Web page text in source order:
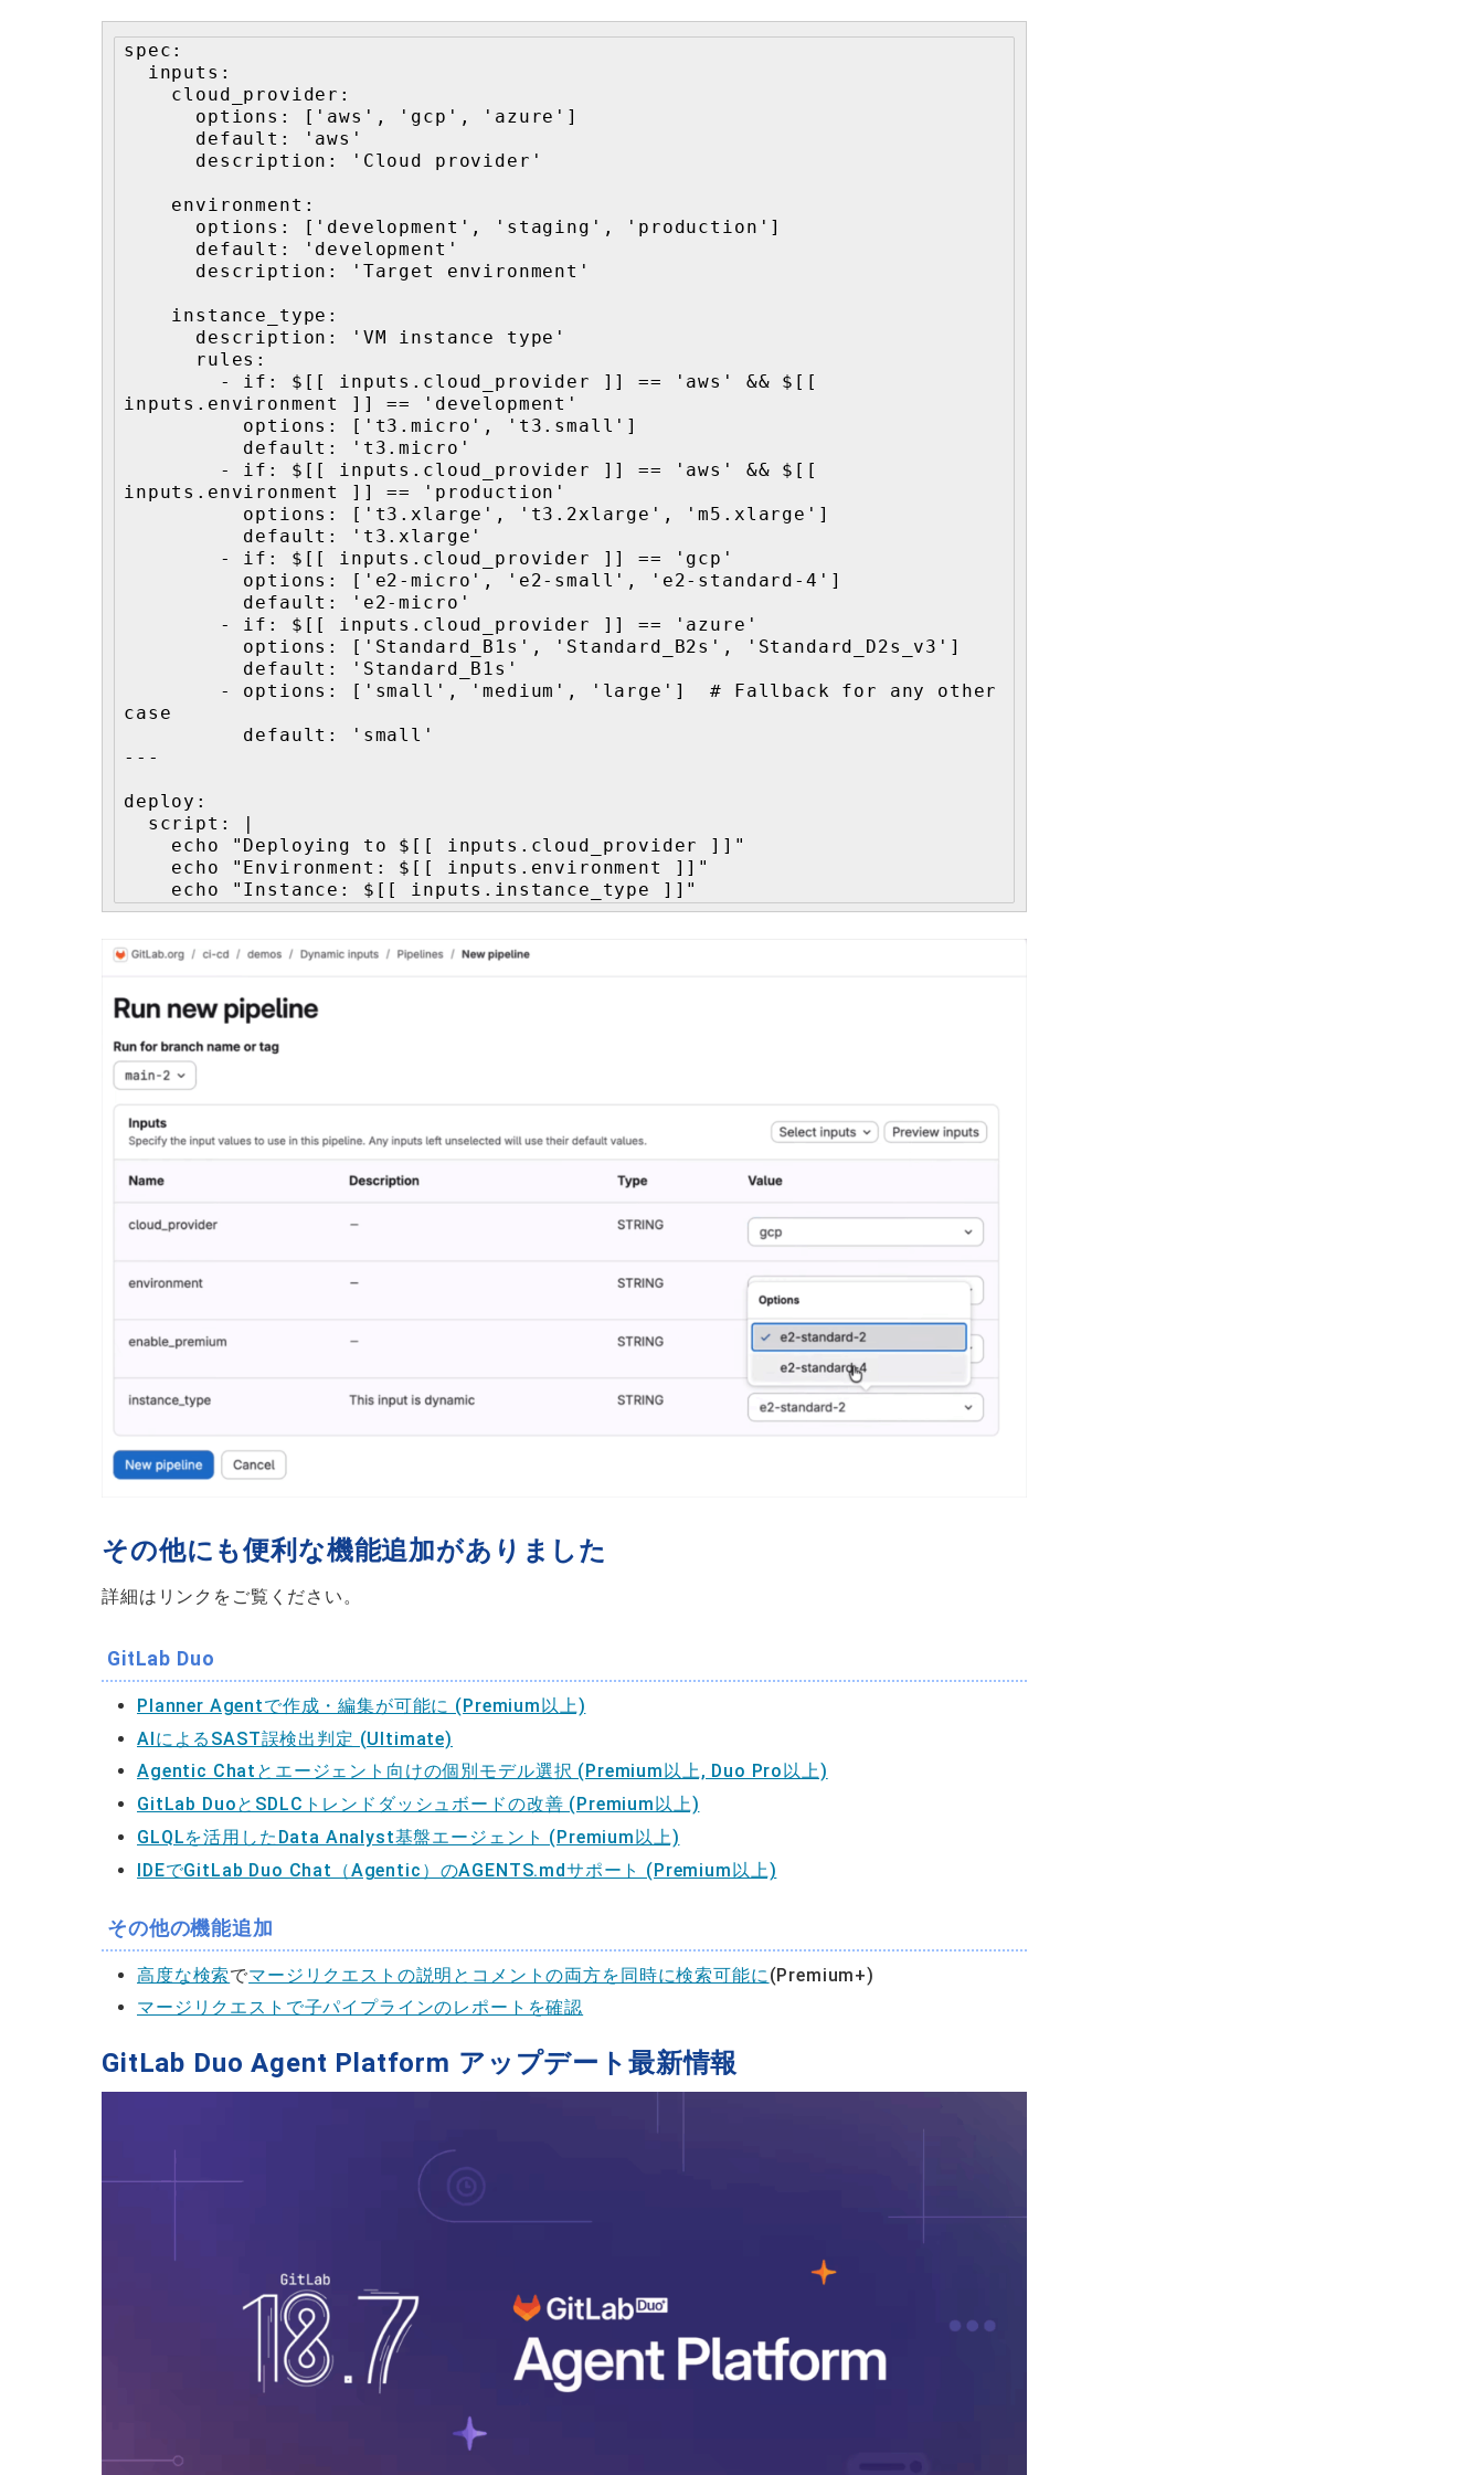
spec:
inputs.environment ]] == 'development'
inputs.environment ]] == 'production'
case
---
deploy:
    echo "Instance: $[[ inputs.instance_type ]]"
その他にも便利な機能追加がありました
詳細はリンクをご覧ください。
GitLab Duo
Planner Agentで作成・編集が可能に (Premium以上)
AIによるSAST誤検出判定 (Ultimate)
Agentic Chatとエージェント向けの個別モデル選択 (Premium以上, Duo Pro以上)
GitLab DuoとSDLCトレンドダッシュボードの改善 (Premium以上)
GLQLを活用したData Analyst基盤エージェント (Premium以上)
IDEでGitLab Duo Chat（Agentic）のAGENTS.mdサポート (Premium以上)
その他の機能追加
高度な検索でマージリクエストの説明とコメントの両方を同時に検索可能に (Premium+)
マージリクエストで子パイプラインのレポートを確認
GitLab Duo Agent Platform アップデート最新情報